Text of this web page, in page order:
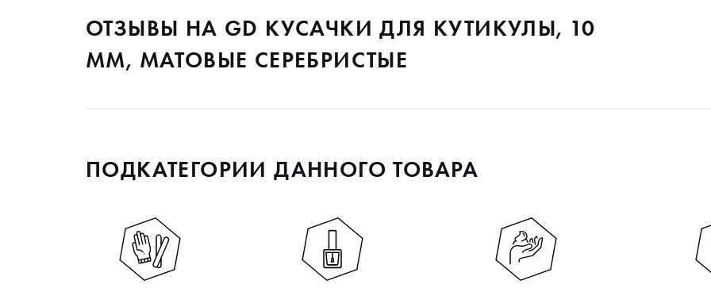
ОТЗЫВЫ НА GD КУСАЧКИ ДЛЯ КУТИКУЛЫ, 10
ММ, МАТОВЫЕ СЕРЕБРИСТЫЕ
ПОДКАТЕГОРИИ ДАННОГО ТОВАРА